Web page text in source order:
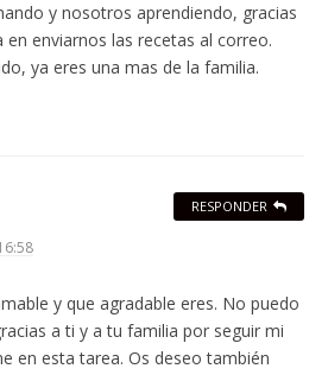
y nosotros aprendiendo, gracias
enviarnos las recetas al correo.
ya eres una mas de la familia.
y que agradable eres. No puedo
a ti y a tu familia por seguir mi
en esta tarea. Os deseo también
RESPONDER